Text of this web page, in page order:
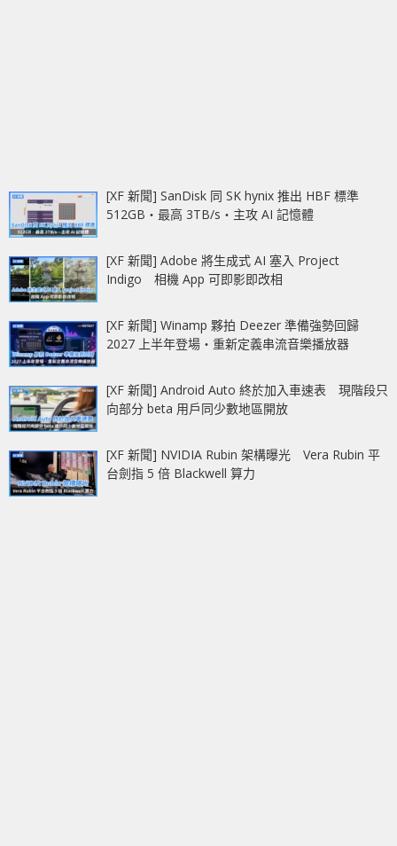
[XF 新聞] SanDisk 同 SK hynix 推出 HBF 標準
512GB‧最高 3TB/s‧主攻 AI 記憶體
[XF 新聞] Adobe 將生成式 AI 塞入 Project
Indigo 相機 App 可即影即改相
[XF 新聞] Winamp 夥拍 Deezer 準備強勢回歸
2027 上半年登場‧重新定義串流音樂播放器
[XF 新聞] Android Auto 終於加入車速表 現階段只
向部分 beta 用戶同少數地區開放
[XF 新聞] NVIDIA Rubin 架構曝光 Vera Rubin 平
台劍指 5 倍 Blackwell 算力